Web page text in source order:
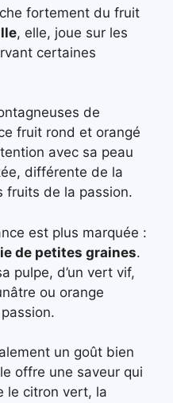
fortement du fruit
, elle, joue sur les
certaines
de
fruit rond et orangé
avec sa peau
différente de la
fruits de la passion.
est plus marquée :
de petites graines.
pulpe, d’un vert vif,
ou orange
un goût bien
offre une saveur qui
le citron vert, la